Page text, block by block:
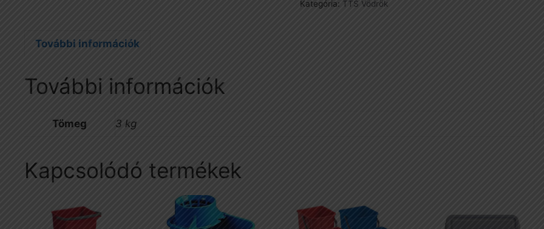
Kategória: TTS Vödrök
További információk
További információk
Tömeg 3 kg
Kapcsolódó termékek